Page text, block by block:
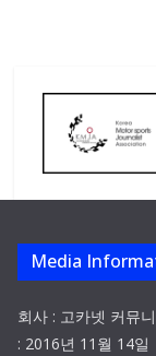
Media
회사 : 고카넷 커뮤
: 2016년 11월 14